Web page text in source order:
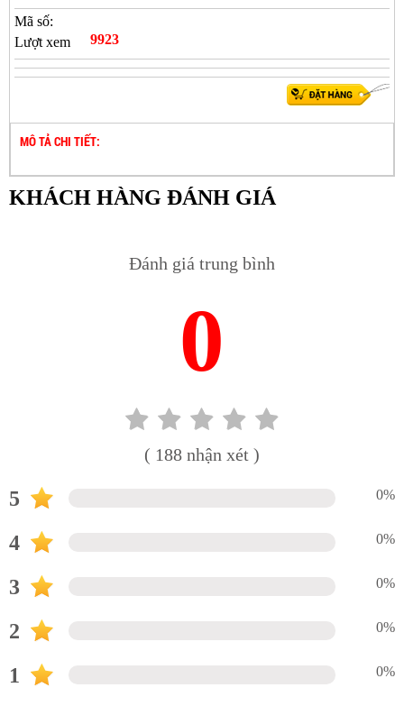
Mã số:
Lượt xem
9923
MÔ TẢ CHI TIẾT:
KHÁCH HÀNG ĐÁNH GIÁ
Đánh giá trung bình
0
( 188 nhận xét )
5 0%
4 0%
3 0%
2 0%
1 0%